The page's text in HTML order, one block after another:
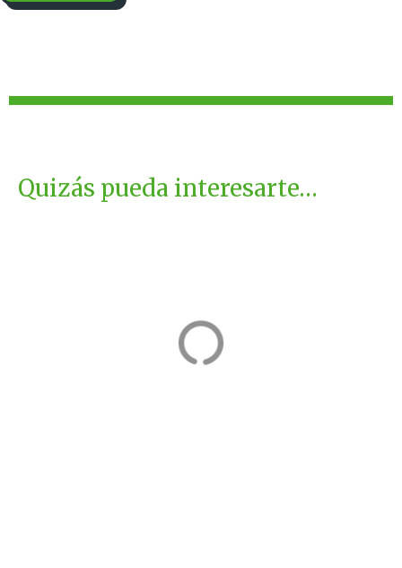
Quizás pueda interesarte…